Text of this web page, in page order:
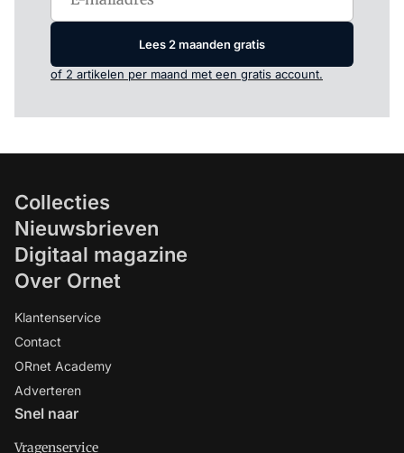
Lees 2 maanden gratis
of 2 artikelen per maand met een gratis account.
Collecties
Nieuwsbrieven
Digitaal magazine
Over Ornet
Klantenservice
Contact
ORnet Academy
Adverteren
Snel naar
Vragenservice